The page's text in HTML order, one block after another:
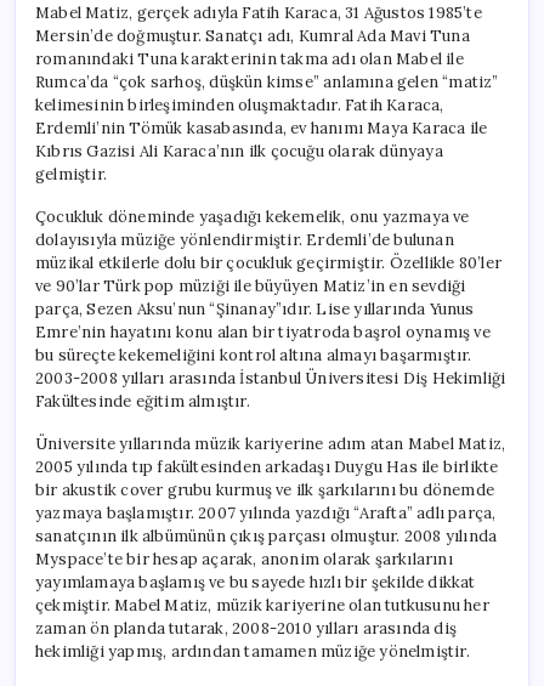
Mabel Matiz, gerçek adıyla Fatih Karaca, 31 Ağustos 1985’te
Mersin’de doğmuştur. Sanatçı adı, Kumral Ada Mavi Tuna
romanındaki Tuna karakterinin takma adı olan Mabel ile
Rumca’da “çok sarhoş, düşkün kimse” anlamına gelen “matiz”
kelimesinin birleşiminden oluşmaktadır. Fatih Karaca,
Erdemli’nin Tömük kasabasında, ev hanımı Maya Karaca ile
Kıbrıs Gazisi Ali Karaca’nın ilk çocuğu olarak dünyaya
gelmiştir.
Çocukluk döneminde yaşadığı kekemelik, onu yazmaya ve
dolayısıyla müziğe yönlendirmiştir. Erdemli’de bulunan
müzikal etkilerle dolu bir çocukluk geçirmiştir. Özellikle 80’ler
ve 90’lar Türk pop müziği ile büyüyen Matiz’in en sevdiği
parça, Sezen Aksu’nun “Şinanay”ıdır. Lise yıllarında Yunus
Emre’nin hayatını konu alan bir tiyatroda başrol oynamış ve
bu süreçte kekemeliğini kontrol altına almayı başarmıştır.
2003-2008 yılları arasında İstanbul Üniversitesi Diş Hekimliği
Fakültesinde eğitim almıştır.
Üniversite yıllarında müzik kariyerine adım atan Mabel Matiz,
2005 yılında tıp fakültesinden arkadaşı Duygu Has ile birlikte
bir akustik cover grubu kurmuş ve ilk şarkılarını bu dönemde
yazmaya başlamıştır. 2007 yılında yazdığı “Arafta” adlı parça,
sanatçının ilk albümünün çıkış parçası olmuştur. 2008 yılında
Myspace’te bir hesap açarak, anonim olarak şarkılarını
yayımlamaya başlamış ve bu sayede hızlı bir şekilde dikkat
çekmiştir. Mabel Matiz, müzik kariyerine olan tutkusunu her
zaman ön planda tutarak, 2008-2010 yılları arasında diş
hekimliği yapmış, ardından tamamen müziğe yönelmiştir.